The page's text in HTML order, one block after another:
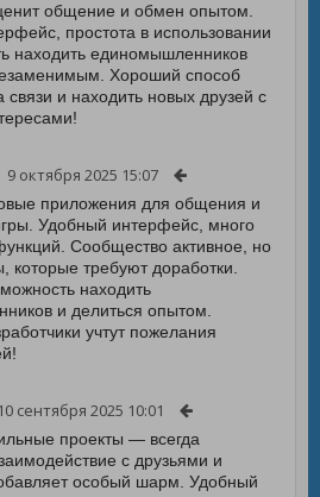
общение и обмен опытом.
простота в использовании
находить единомышленников
Хороший способ
связи и находить новых друзей с
9 октября 2025 15:07
приложения для общения и
Удобный интерфейс, много
Сообщество активное, но
которые требуют доработки.
находить
и делиться опытом.
учтут пожелания
10 сентября 2025 10:01
проекты — всегда
с друзьями и
особый шарм. Удобный